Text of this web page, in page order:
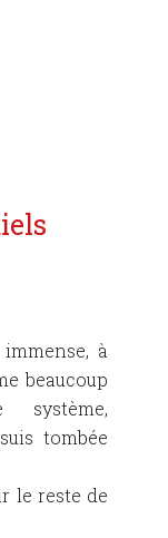
à
beaucoup
tombée
le reste de